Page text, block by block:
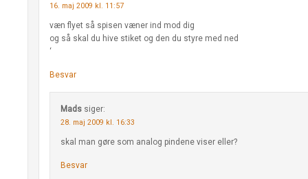
16. maj 2009 kl. 11:57
væn flyet så spisen væner ind mod dig
og så skal du hive stiket og den du styre med ned
‘
Besvar
Mads siger:
28. maj 2009 kl. 16:33
skal man gøre som analog pindene viser eller?
Besvar